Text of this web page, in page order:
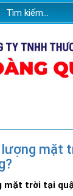
lượng mặt
mặt trời tại